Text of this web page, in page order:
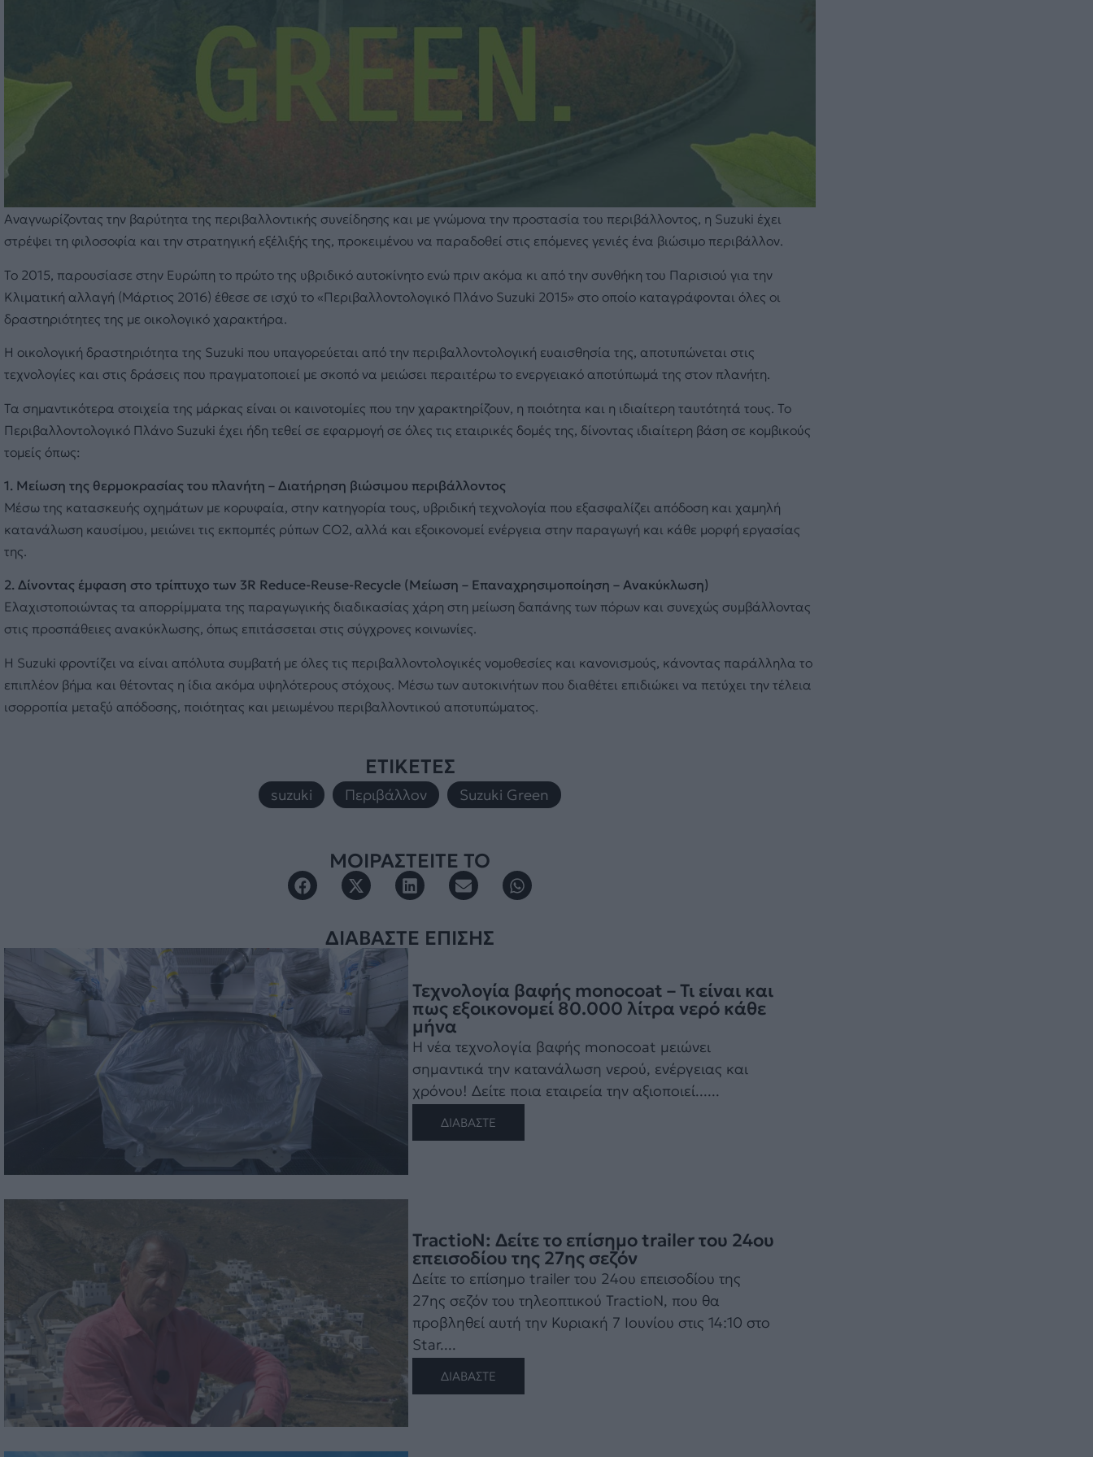
Αναγνωρίζοντας την βαρύτητα της περιβαλλοντικής συνείδησης και με γνώμονα την προστασία του περιβάλλοντος, η Suzuki έχει
στρέψει τη φιλοσοφία και την στρατηγική εξέλιξής της, προκειμένου να παραδοθεί στις επόμενες γενιές ένα βιώσιμο περιβάλλον.
Το 2015, παρουσίασε στην Ευρώπη το πρώτο της υβριδικό αυτοκίνητο ενώ πριν ακόμα κι από την συνθήκη του Παρισιού για την
Κλιματική αλλαγή (Μάρτιος 2016) έθεσε σε ισχύ το «Περιβαλλοντολογικό Πλάνο Suzuki 2015» στο οποίο καταγράφονται όλες οι
δραστηριότητες της με οικολογικό χαρακτήρα.
Η οικολογική δραστηριότητα της Suzuki που υπαγορεύεται από την περιβαλλοντολογική ευαισθησία της, αποτυπώνεται στις
τεχνολογίες και στις δράσεις που πραγματοποιεί με σκοπό να μειώσει περαιτέρω το ενεργειακό αποτύπωμά της στον πλανήτη.
Τα σημαντικότερα στοιχεία της μάρκας είναι οι καινοτομίες που την χαρακτηρίζουν, η ποιότητα και η ιδιαίτερη ταυτότητά τους. Το
Περιβαλλοντολογικό Πλάνο Suzuki έχει ήδη τεθεί σε εφαρμογή σε όλες τις εταιρικές δομές της, δίνοντας ιδιαίτερη βάση σε κομβικούς
τομείς όπως:
1. Μείωση της θερμοκρασίας του πλανήτη – Διατήρηση βιώσιμου περιβάλλοντος
Μέσω της κατασκευής οχημάτων με κορυφαία, στην κατηγορία τους, υβριδική τεχνολογία που εξασφαλίζει απόδοση και χαμηλή
κατανάλωση καυσίμου, μειώνει τις εκπομπές ρύπων CO2, αλλά και εξοικονομεί ενέργεια στην παραγωγή και κάθε μορφή εργασίας
της.
2. Δίνοντας έμφαση στο τρίπτυχο των 3R Reduce-Reuse-Recycle (Μείωση – Επαναχρησιμοποίηση – Ανακύκλωση)
Ελαχιστοποιώντας τα απορρίμματα της παραγωγικής διαδικασίας χάρη στη μείωση δαπάνης των πόρων και συνεχώς συμβάλλοντας
στις προσπάθειες ανακύκλωσης, όπως επιτάσσεται στις σύγχρονες κοινωνίες.
Η Suzuki φροντίζει να είναι απόλυτα συμβατή με όλες τις περιβαλλοντολογικές νομοθεσίες και κανονισμούς, κάνοντας παράλληλα το
επιπλέον βήμα και θέτοντας η ίδια ακόμα υψηλότερους στόχους. Μέσω των αυτοκινήτων που διαθέτει επιδιώκει να πετύχει την τέλεια
ισορροπία μεταξύ απόδοσης, ποιότητας και μειωμένου περιβαλλοντικού αποτυπώματος.
ΕΤΙΚΕΤΕΣ
suzuki Περιβάλλον Suzuki Green
ΜΟΙΡΑΣΤΕΙΤΕ ΤΟ
ΔΙΑΒΑΣΤΕ ΕΠΙΣΗΣ
Τεχνολογία βαφής monocoat – Τι είναι και
πως εξοικονομεί 80.000 λίτρα νερό κάθε
μήνα
Η νέα τεχνολογία βαφής monocoat μειώνει
σημαντικά την κατανάλωση νερού, ενέργειας και
χρόνου! Δείτε ποια εταιρεία την αξιοποιεί......
ΔΙΑΒΑΣΤΕ
TractioN: Δείτε το επίσημο trailer του 24ου
επεισοδίου της 27ης σεζόν
Δείτε το επίσημο trailer του 24ου επεισοδίου της
27ης σεζόν του τηλεοπτικού TractioN, που θα
προβληθεί αυτή την Κυριακή 7 Ιουνίου στις 14:10 στο
Star....
ΔΙΑΒΑΣΤΕ